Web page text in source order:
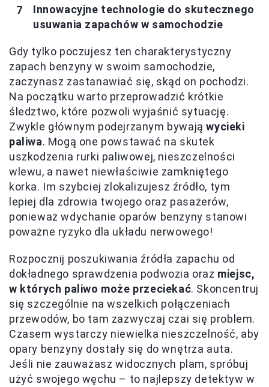
Innowacyjne technologie do skutecznego
usuwania zapachów w samochodzie
Gdy tylko poczujesz ten charakterystyczny
zapach benzyny w swoim samochodzie,
zaczynasz zastanawiać się, skąd on pochodzi.
Na początku warto przeprowadzić krótkie
śledztwo, które pozwoli wyjaśnić sytuację.
Zwykle głównym podejrzanym bywająwycieki
paliwa. Mogą one powstawać na skutek
uszkodzenia rurki paliwowej, nieszczelności
wlewu, a nawet niewłaściwie zamkniętego
korka. Im szybciej zlokalizujesz źródło, tym
lepiej dla zdrowia twojego oraz pasażerów,
ponieważ wdychanie oparów benzyny stanowi
poważne ryzyko dla układu nerwowego!
Rozpocznij poszukiwania źródła zapachu od
dokładnego sprawdzenia podwozia oraz miejsc,
w których paliwo może przeciekać. Skoncentruj
się szczególnie na wszelkich połączeniach
przewodów, bo tam zazwyczaj czai się problem.
Czasem wystarczy niewielka nieszczelność, aby
opary benzyny dostały się do wnętrza auta.
Jeśli nie zauważasz widocznych plam, spróbuj
użyć swojego węchu – to najlepszy detektyw w